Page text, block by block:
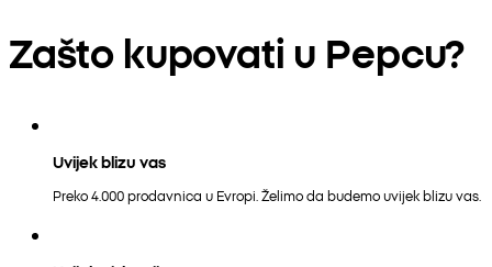
Zašto kupovati u Pepcu?
Uvijek blizu vas
Preko 4.000 prodavnica u Evropi. Želimo da budemo uvijek blizu vas.